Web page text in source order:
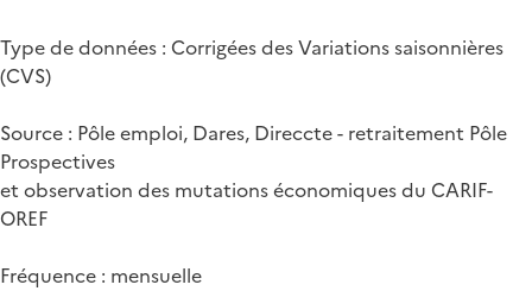
Type de données : Corrigées des Variations saisonnières
(CVS)
Source : Pôle emploi, Dares, Direccte - retraitement Pôle
Prospectives
et observation des mutations économiques du CARIF-
OREF
Fréquence : mensuelle